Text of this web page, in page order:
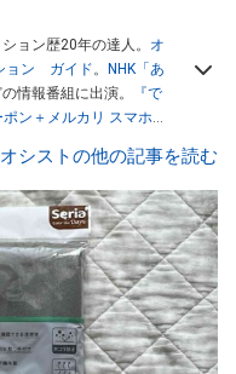
ョン歴20年の達人。 オ
ョン ガイド。
NHK「あ
情報番組に出演。
『で
ン＋メルカリ スマホで
翔泳社刊） ほか著書多
。
然会社を辞める。翌月
も空いた時間でできる
方がわからずに、まず
り、家の中の物を出品
、仕入れを経験。ネッ
、「ネットオークショ
いう考えを持つ。また
シストの他の記事を読む